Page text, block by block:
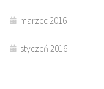
marzec 2016
styczeń 2016